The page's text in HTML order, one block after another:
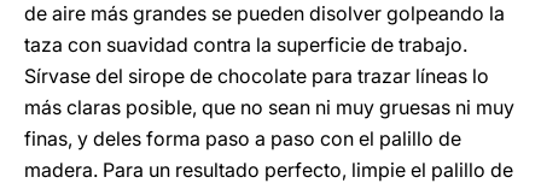
de aire más grandes se pueden disolver golpeando la
taza con suavidad contra la superficie de trabajo.
Sírvase del sirope de chocolate para trazar líneas lo
más claras posible, que no sean ni muy gruesas ni muy
finas, y deles forma paso a paso con el palillo de
madera. Para un resultado perfecto, limpie el palillo de